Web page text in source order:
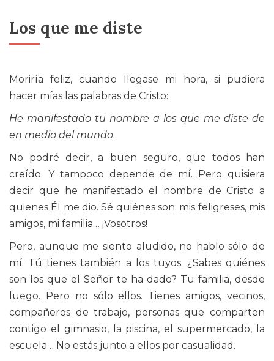
Los que me diste
Moriría feliz, cuando llegase mi hora, si pudiera
hacer mías las palabras de Cristo:
He manifestado tu nombre a los que me diste de
en medio del mundo.
No podré decir, a buen seguro, que todos han
creído. Y tampoco depende de mí. Pero quisiera
decir que he manifestado el nombre de Cristo a
quienes Él me dio. Sé quiénes son: mis feligreses, mis
amigos, mi familia… ¡Vosotros!
Pero, aunque me siento aludido, no hablo sólo de
mí. Tú tienes también a los tuyos. ¿Sabes quiénes
son los que el Señor te ha dado? Tu familia, desde
luego. Pero no sólo ellos. Tienes amigos, vecinos,
compañeros de trabajo, personas que comparten
contigo el gimnasio, la piscina, el supermercado, la
escuela… No estás junto a ellos por casualidad.